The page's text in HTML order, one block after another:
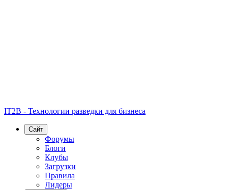
IT2B - Технологии разведки для бизнеса
Сайт
Форумы
Блоги
Клубы
Загрузки
Правила
Лидеры